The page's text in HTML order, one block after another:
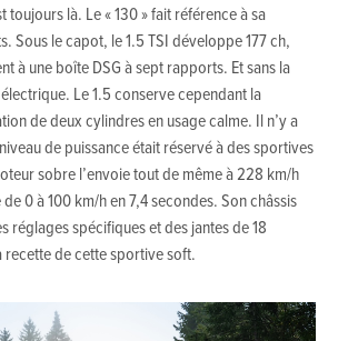
toujours là. Le « 130 » fait référence à sa
Sous le capot, le 1.5 TSI développe 177 ch,
à une boîte DSG à sept rapports. Et sans la
Le 1.5 conserve cependant la
de deux cylindres en usage calme. Il n’y a
de puissance était réservé à des sportives
sobre l’envoie tout de même à 228 km/h
0 à 100 km/h en 7,4 secondes. Son châssis
réglages spécifiques et des jantes de 18
de cette sportive soft.